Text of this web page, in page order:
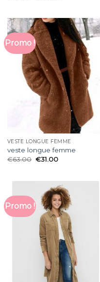
Promo !
VESTE LONGUE FEMME
veste longue femme
€63.00 €31.00
Promo !